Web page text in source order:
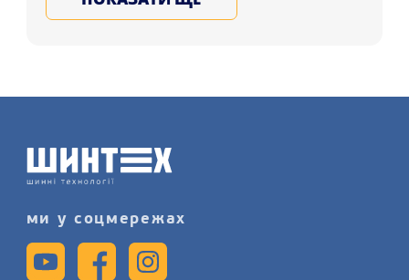
ми у соцмережах